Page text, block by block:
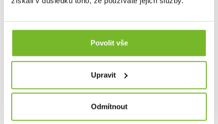
Povolit vše
Upravit
Odmítnout
Ledlenser Nylonové pouzdro Typ O
Určeno pro: P6R work, P7R work